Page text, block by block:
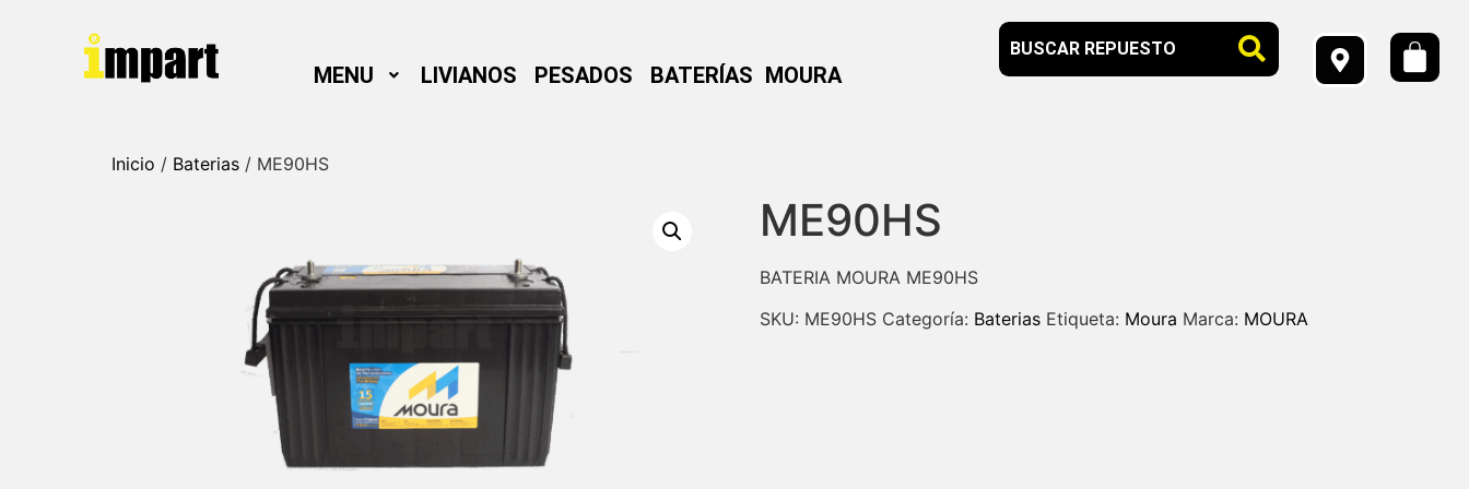
MENU LIVIANOS PESADOS BATERÍAS MOURA
Inicio / Baterias / ME90HS
ME90HS
BATERIA MOURA ME90HS
SKU: ME90HS Categoría: Baterias Etiqueta: Moura Marca: MOURA